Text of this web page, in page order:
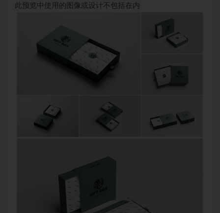
此预览中使用的图像或设计不包括在内